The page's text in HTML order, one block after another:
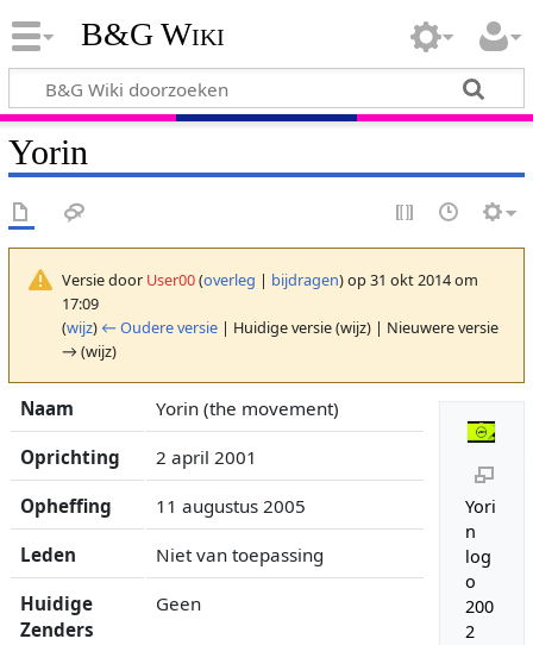
B&G Wiki
Yorin
Versie door User00(overleg | bijdragen)op 31 okt 2014 om
17:09
(wijz) ← Oudere versie| Huidige versie (wijz) | Nieuwere versie
→ (wijz)
Yori
n
log
o
200
2
Naam Yorin (the movement)
Oprichting 2 april 2001
Opheffing 11 augustus 2005
Leden Niet van toepassing
Huidige
Zenders
Geen